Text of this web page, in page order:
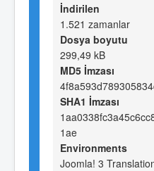
İndirilen
1.521 zamanlar
Dosya boyutu
299,49 kB
MD5 İmzası
SHA1 İmzası
1ae
Environments
Joomla! 3